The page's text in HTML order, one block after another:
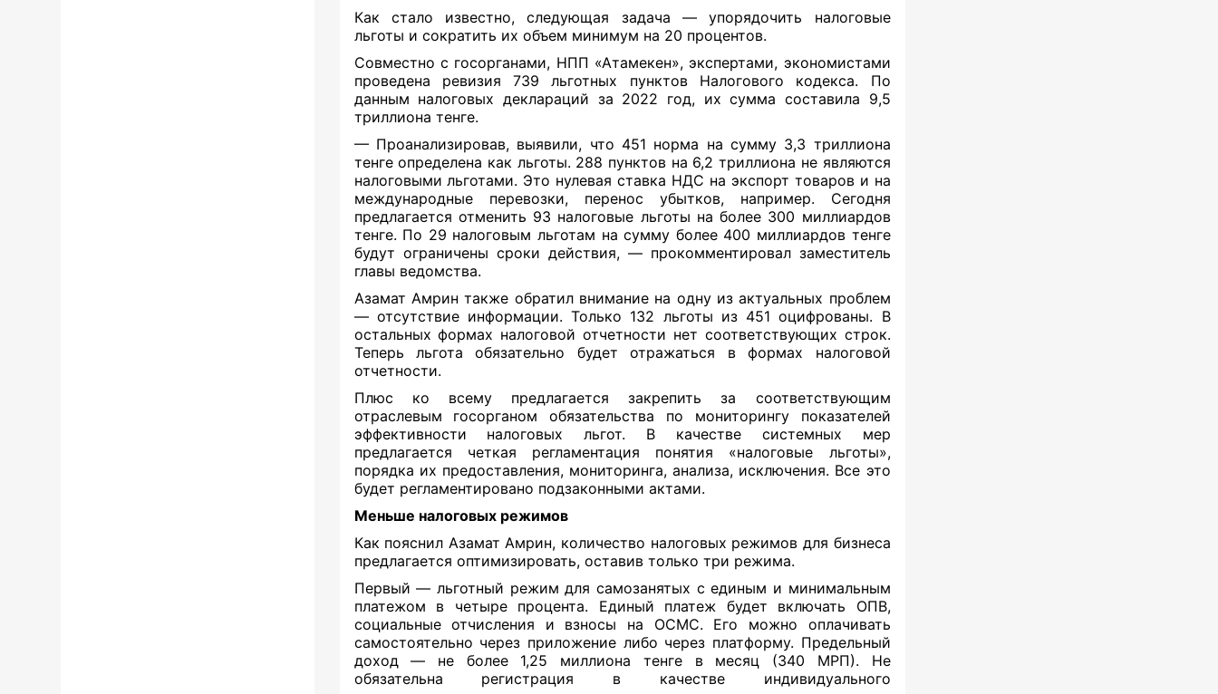
Как стало известно, следующая задача — упорядочить налоговые
льготы и сократить их объем минимум на 20 процентов.
Совместно с госорганами, НПП «Атамекен», экспертами, экономистами
проведена ревизия 739 льготных пунктов Налогового кодекса. По
данным налоговых деклараций за 2022 год, их сумма составила 9,5
триллиона тенге.
— Проанализировав, выявили, что 451 норма на сумму 3,3 триллиона
тенге определена как льготы. 288 пунктов на 6,2 триллиона не являются
налоговыми льготами. Это нулевая ставка НДС на экспорт товаров и на
международные перевозки, перенос убытков, например. Сегодня
предлагается отменить 93 налоговые льготы на более 300 миллиардов
тенге. По 29 налоговым льготам на сумму более 400 миллиардов тенге
будут ограничены сроки действия, — прокомментировал заместитель
главы ведомства.
Азамат Амрин также обратил внимание на одну из актуальных проблем
— отсутствие информации. Только 132 льготы из 451 оцифрованы. В
остальных формах налоговой отчетности нет соответствующих строк.
Теперь льгота обязательно будет отражаться в формах налоговой
отчетности.
Плюс ко всему предлагается закрепить за соответствующим
отраслевым госорганом обязательства по мониторингу показателей
эффективности налоговых льгот. В качестве системных мер
предлагается четкая регламентация понятия «налоговые льготы»,
порядка их предоставления, мониторинга, анализа, исключения. Все это
будет регламентировано подзаконными актами.
Меньше налоговых режимов
Как пояснил Азамат Амрин, количество налоговых режимов для бизнеса
предлагается оптимизировать, оставив только три режима.
Первый — льготный режим для самозанятых с единым и минимальным
платежом в четыре процента. Единый платеж будет включать ОПВ,
социальные отчисления и взносы на ОСМС. Его можно оплачивать
самостоятельно через приложение либо через платформу. Предельный
доход — не более 1,25 миллиона тенге в месяц (340 МРП). Не
обязательна регистрация в качестве индивидуального